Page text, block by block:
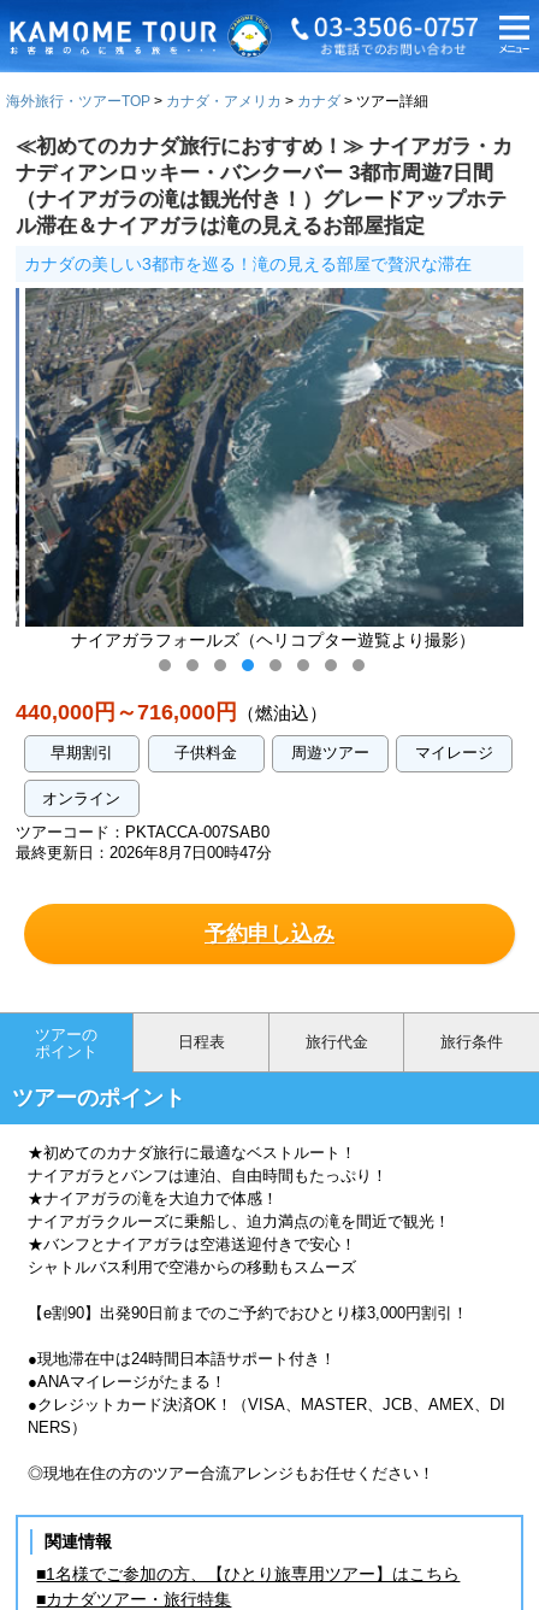
海外旅行・ツアーTOP カナダ・アメリカ カナダ ツアー詳細
≪初めてのカナダ旅行におすすめ！≫ ナイアガラ・カ
ナディアンロッキー・バンクーバー 3都市周遊7日間
（ナイアガラの滝は観光付き！）グレードアップホテ
ル滞在＆ナイアガラは滝の見えるお部屋指定
カナダの美しい3都市を巡る！滝の見える部屋で贅沢な滞在
ナイアガラフォールズ（ヘリコプター遊覧より撮影）
440,000円～716,000円 （燃油込）
早期割引 子供料金 周遊ツアー マイレージ
オンライン
ツアーコード：PKTACCA-007SAB0
最終更新日：2026年8月7日00時47分
予約申し込み
ツアーの
ポイント
日程表 旅行代金 旅行条件
ツアーのポイント
★初めてのカナダ旅行に最適なベストルート！
ナイアガラとバンフは連泊、自由時間もたっぷり！
★ナイアガラの滝を大迫力で体感！
ナイアガラクルーズに乗船し、迫力満点の滝を間近で観光！
★バンフとナイアガラは空港送迎付きで安心！
シャトルバス利用で空港からの移動もスムーズ
【e割90】出発90日前までのご予約でおひとり様3,000円割引！
●現地滞在中は24時間日本語サポート付き！
●ANAマイレージがたまる！
●クレジットカード決済OK！（VISA、MASTER、JCB、AMEX、DI
NERS）
◎現地在住の方のツアー合流アレンジもお任せください！
関連情報
■1名様でご参加の方、【ひとり旅専用ツアー】はこちら
■カナダツアー・旅行特集